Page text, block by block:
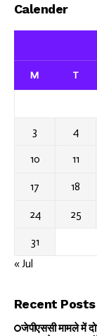
Calender
M T
3 4
10 11
17 18
24 25
31
« Jul
Recent Posts
जेपीएससी मामले में